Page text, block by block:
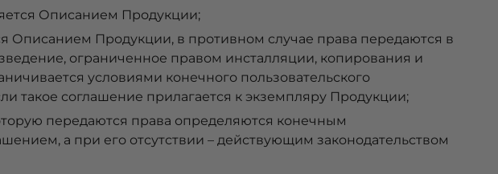
Описанием Продукции;
Описанием Продукции, в противном случае права передаются в
ограниченное правом инсталляции, копирования и
условиями конечного пользовательского
такое соглашение прилагается к экземпляру Продукции;
передаются права определяются конечным
а при его отсутствии – действующим законодательством